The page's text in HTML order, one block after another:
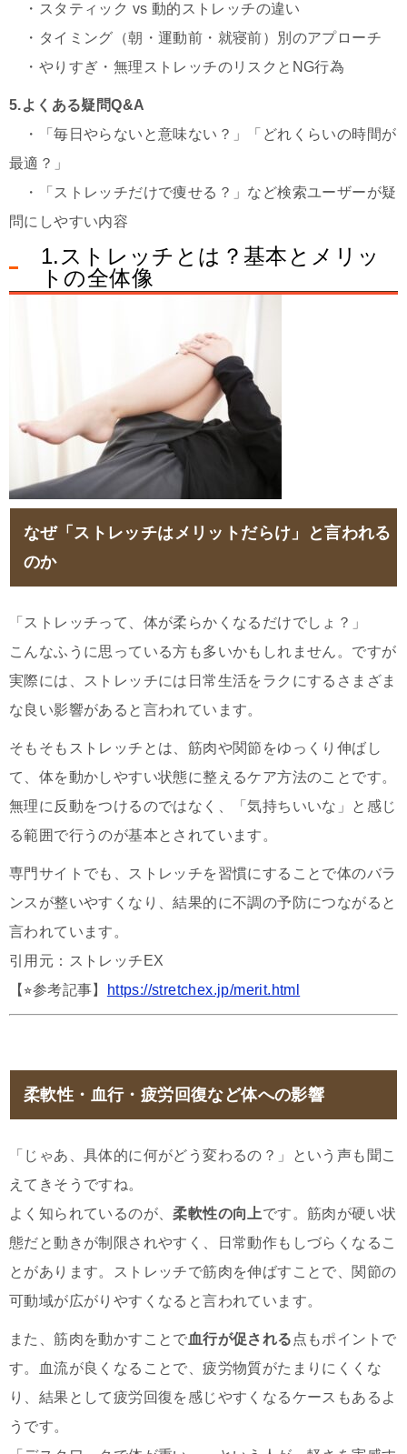
・スタティック vs 動的ストレッチの違い
・タイミング（朝・運動前・就寝前）別のアプローチ
・やりすぎ・無理ストレッチのリスクとNG行為
5.よくある疑問Q&A
・「毎日やらないと意味ない？」「どれくらいの時間が
最適？」
・「ストレッチだけで痩せる？」など検索ユーザーが疑
問にしやすい内容
1.ストレッチとは？基本とメリッ
トの全体像
なぜ「ストレッチはメリットだらけ」と言われる
のか
「ストレッチって、体が柔らかくなるだけでしょ？」
こんなふうに思っている方も多いかもしれません。ですが
実際には、ストレッチには日常生活をラクにするさまざま
な良い影響があると言われています。
そもそもストレッチとは、筋肉や関節をゆっくり伸ばし
て、体を動かしやすい状態に整えるケア方法のことです。
無理に反動をつけるのではなく、「気持ちいいな」と感じ
る範囲で行うのが基本とされています。
専門サイトでも、ストレッチを習慣にすることで体のバラ
ンスが整いやすくなり、結果的に不調の予防につながると
言われています。
引用元：ストレッチEX
【⭐︎参考記事】
https://stretchex.jp/merit.html
柔軟性・血行・疲労回復など体への影響
「じゃあ、具体的に何がどう変わるの？」という声も聞こ
えてきそうですね。
よく知られているのが、柔軟性の向上です。筋肉が硬い状
態だと動きが制限されやすく、日常動作もしづらくなるこ
とがあります。ストレッチで筋肉を伸ばすことで、関節の
可動域が広がりやすくなると言われています。
また、筋肉を動かすことで血行が促される 点もポイントで
す。血流が良くなることで、疲労物質がたまりにくくな
り、結果として疲労回復を感じやすくなるケースもあるよ
うです。